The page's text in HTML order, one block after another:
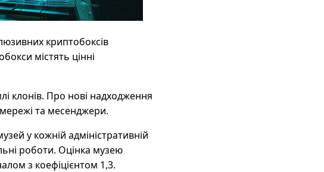
криптобоксів
містять цінні
клонів. Про нові надходження
та месенджери.
у кожній адміністративній
роботи. Оцінка музею
з коефіцієнтом 1,3.